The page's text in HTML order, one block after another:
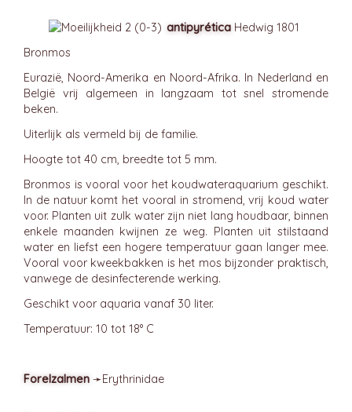
antipyrética Hedwig 1801
Bronmos
Eurazië, Noord-Amerika en Noord-Afrika. In Nederland en
België vrij algemeen in langzaam tot snel stromende
beken.
Uiterlijk als vermeld bij de familie.
Hoogte tot 40 cm, breedte tot 5 mm.
Bronmos is vooral voor het koudwateraquarium geschikt.
In de natuur komt het vooral in stromend, vrij koud water
voor. Planten uit zulk water zijn niet lang houdbaar, binnen
enkele maanden kwijnen ze weg. Planten uit stilstaand
water en liefst een hogere temperatuur gaan langer mee.
Vooral voor kweekbakken is het mos bijzonder praktisch,
vanwege de desinfecterende werking.
Geschikt voor aquaria vanaf 30 liter.
Temperatuur: 10 tot 18° C
Forelzalmen ➛Erythrinidae